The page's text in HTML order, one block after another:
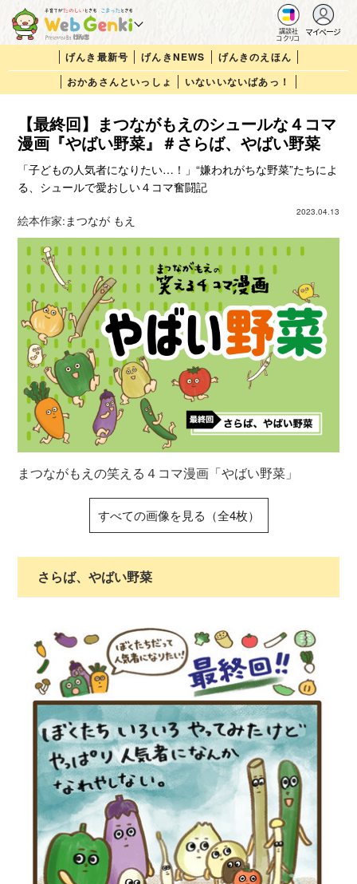
講談社
コクリコ
マイページ
げんき最新号 げんきNEWS
げんきのえほん
おかあさんといっしょ
いないいないばあっ！
【最終回】まつながもえのシュールな４コマ
漫画『やばい野菜』＃さらば、やばい野菜
「子どもの人気者になりたい…！」“嫌われがちな野菜”たちによ
る、シュールで愛おしい４コマ奮闘記
2023.04.13
絵本作家:まつなが もえ
まつながもえの笑える４コマ漫画「やばい野菜」
すべての画像を見る（全4枚）
さらば、やばい野菜